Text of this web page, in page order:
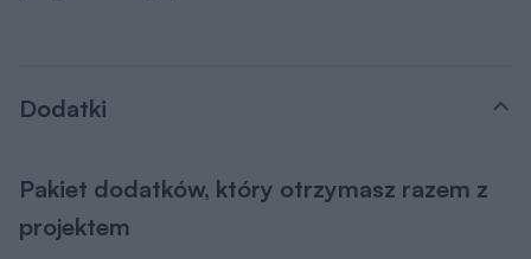
Dodatki
Pakiet dodatków, który otrzymasz razem z
projektem